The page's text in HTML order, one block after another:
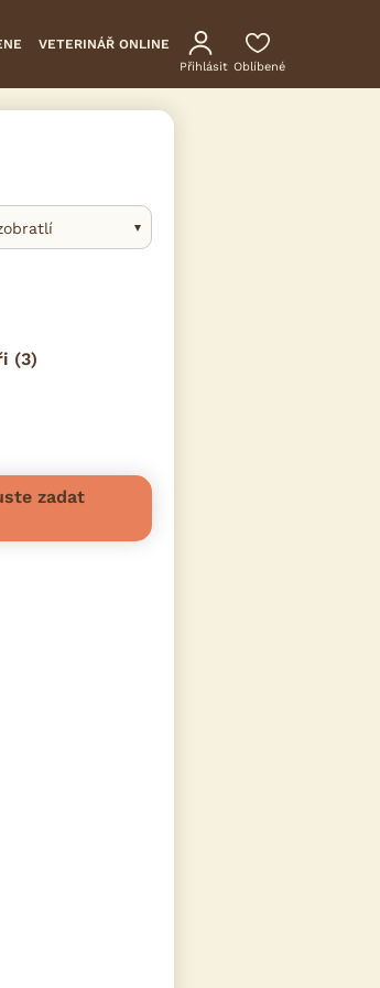
VETERINÁŘ ONLINE
Přihlásit Oblíbené
(3)
zadat